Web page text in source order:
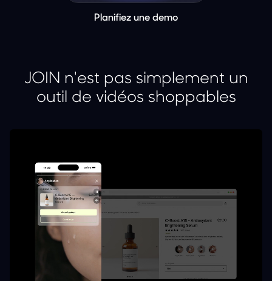
Planifiez une demo
JOIN n'est pas simplement un
outil de vidéos shoppables